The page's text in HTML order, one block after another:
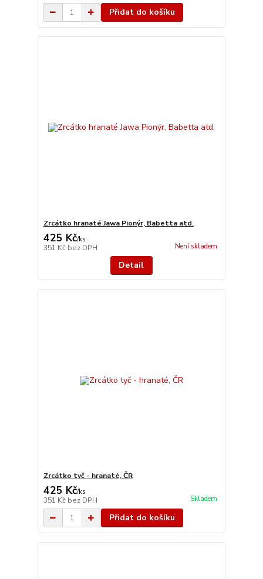
Přidat do košíku
Zrcátko hranaté Jawa Pionýr, Babetta atd.
425 Kč/ks
351 Kč bez DPH Není skladem
Detail
Zrcátko tyč - hranaté, ČR
425 Kč/ks
351 Kč bez DPH Skladem
Přidat do košíku